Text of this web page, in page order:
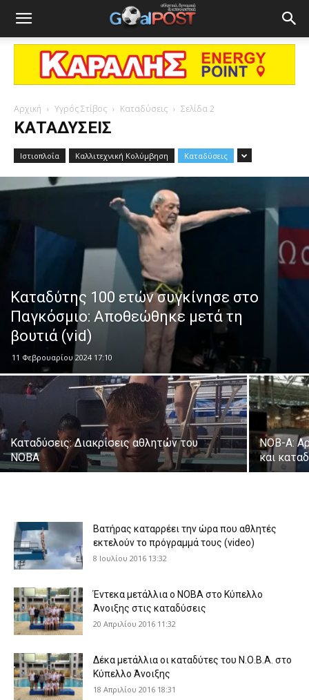
Αρχική Υγρός Στίβος Καταδύσεις Σελίδα 2
ΚΑΤΑΔΎΣΕΙΣ
Ιστιοπλοΐα Καλλιτεχνική Κολύμβηση Καταδύσεις
Καταδύτης 100 ετών συγκίνησε στο
Παγκόσμιο: Αποθεώθηκε μετά τη
βουτιά (vid)
11 Φεβρουαρίου 2024 17:10
Καταδύσεις: Διακρίσεις αθλητών του
ΝΟΒΑ
ΝΟΒ-Α:
και
Βατήρας καταρρέει την ώρα που αθλητές
εκτελούν το πρόγραμμά τους (video)
8 Ιουλίου 2016 13:32
Έντεκα μετάλλια ο ΝΟΒΑ στο Κύπελλο
Άνοιξης στις καταδύσεις
20 Απριλίου 2016 11:32
Δέκα μετάλλια οι καταδύτες του Ν.Ο.Β.Α. στο
Κύπελλο Άνοιξης
18 Απριλίου 2016 18:31